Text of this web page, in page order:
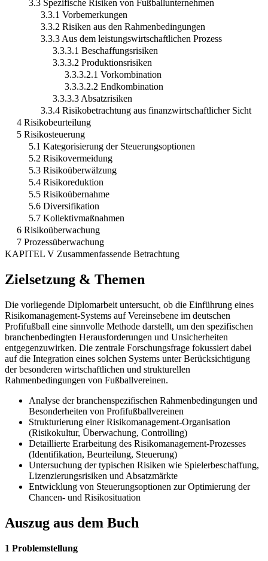
3.3 Spezifische Risiken von Fußballunternehmen
3.3.1 Vorbemerkungen
3.3.2 Risiken aus den Rahmenbedingungen
3.3.3 Aus dem leistungswirtschaftlichen Prozess
3.3.3.1 Beschaffungsrisiken
3.3.3.2 Produktionsrisiken
3.3.3.2.1 Vorkombination
3.3.3.2.2 Endkombination
3.3.3.3 Absatzrisiken
3.3.4 Risikobetrachtung aus finanzwirtschaftlicher Sicht
4 Risikobeurteilung
5 Risikosteuerung
5.1 Kategorisierung der Steuerungsoptionen
5.2 Risikovermeidung
5.3 Risikoüberwälzung
5.4 Risikoreduktion
5.5 Risikoübernahme
5.6 Diversifikation
5.7 Kollektivmaßnahmen
6 Risikoüberwachung
7 Prozessüberwachung
KAPITEL V Zusammenfassende Betrachtung
Zielsetzung & Themen
Die vorliegende Diplomarbeit untersucht, ob die Einführung eines
Risikomanagement-Systems auf Vereinsebene im deutschen
Profifußball eine sinnvolle Methode darstellt, um den spezifischen
branchenbedingten Herausforderungen und Unsicherheiten
entgegenzuwirken. Die zentrale Forschungsfrage fokussiert dabei
auf die Integration eines solchen Systems unter Berücksichtigung
der besonderen wirtschaftlichen und strukturellen
Rahmenbedingungen von Fußballvereinen.
Analyse der branchenspezifischen Rahmenbedingungen und
Besonderheiten von Profifußballvereinen
Strukturierung einer Risikomanagement-Organisation
(Risikokultur, Überwachung, Controlling)
Detaillierte Erarbeitung des Risikomanagement-Prozesses
(Identifikation, Beurteilung, Steuerung)
Untersuchung der typischen Risiken wie Spielerbeschaffung,
Lizenzierungsrisiken und Absatzmärkte
Entwicklung von Steuerungsoptionen zur Optimierung der
Chancen- und Risikosituation
Auszug aus dem Buch
1 Problemstellung